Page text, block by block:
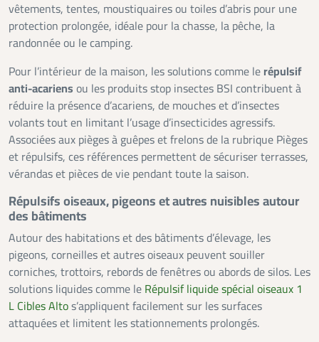
vêtements, tentes, moustiquaires ou toiles d’abris pour une
protection prolongée, idéale pour la chasse, la pêche, la
randonnée ou le camping.
Pour l’intérieur de la maison, les solutions comme le répulsif
anti-acariens ou les produits stop insectes BSI contribuent à
réduire la présence d’acariens, de mouches et d’insectes
volants tout en limitant l’usage d’insecticides agressifs.
Associées aux pièges à guêpes et frelons de la rubrique Pièges
et répulsifs, ces références permettent de sécuriser terrasses,
vérandas et pièces de vie pendant toute la saison.
Répulsifs oiseaux, pigeons et autres nuisibles autour
des bâtiments
Autour des habitations et des bâtiments d’élevage, les
pigeons, corneilles et autres oiseaux peuvent souiller
corniches, trottoirs, rebords de fenêtres ou abords de silos. Les
solutions liquides comme le Répulsif liquide spécial oiseaux 1
L Cibles Altos’appliquent facilement sur les surfaces
attaquées et limitent les stationnements prolongés.